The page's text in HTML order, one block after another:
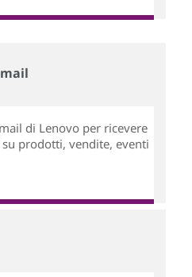
di Lenovo per ricevere
prodotti, vendite, eventi